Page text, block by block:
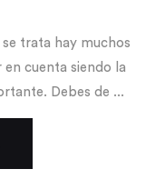
trata hay muchos
cuenta siendo la
Debes de ...